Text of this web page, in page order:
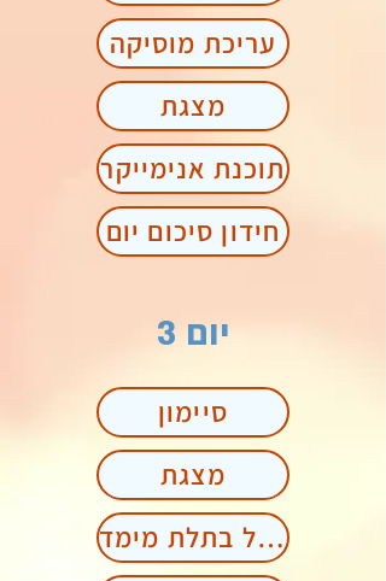
עריכת מוסיקה
מצגת
תוכנת אנימייקר
חידון סיכום יום
יום 3
סיימון
מצגת
פאזל בתלת מימד